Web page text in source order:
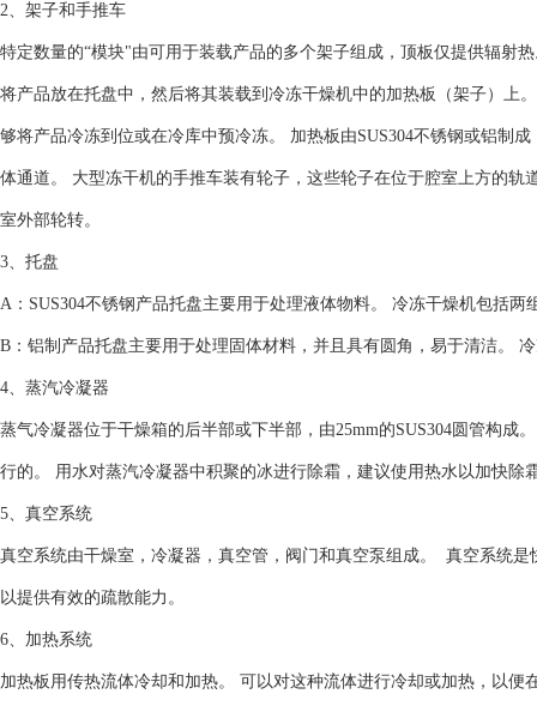
2、架子和手推车
特定数量的“模块"由可用于装载产品的多个架子组成，顶板仅提供辐射
将产品放在托盘中，然后将其装载到冷冻干燥机中的加热板（架子）上
够将产品冷冻到位或在冷库中预冷冻。 加热板由SUS304不锈钢或铝制
体通道。 大型冻干机的手推车装有轮子，这些轮子在位于腔室上方的轨
室外部轮转。
3、托盘
A：SUS304不锈钢产品托盘主要用于处理液体物料。 冷冻干燥机包括两
B：铝制产品托盘主要用于处理固体材料，并且具有圆角，易于清洁。
4、蒸汽冷凝器
蒸气冷凝器位于干燥箱的后半部或下半部，由25mm的SUS304圆管构成
行的。 用水对蒸汽冷凝器中积聚的冰进行除霜，建议使用热水以加快除
5、真空系统
真空系统由干燥室，冷凝器，真空管，阀门和真空泵组成。 真空系统
以提供有效的疏散能力。
6、加热系统
加热板用传热流体冷却和加热。 可以对这种流体进行冷却或加热，以便